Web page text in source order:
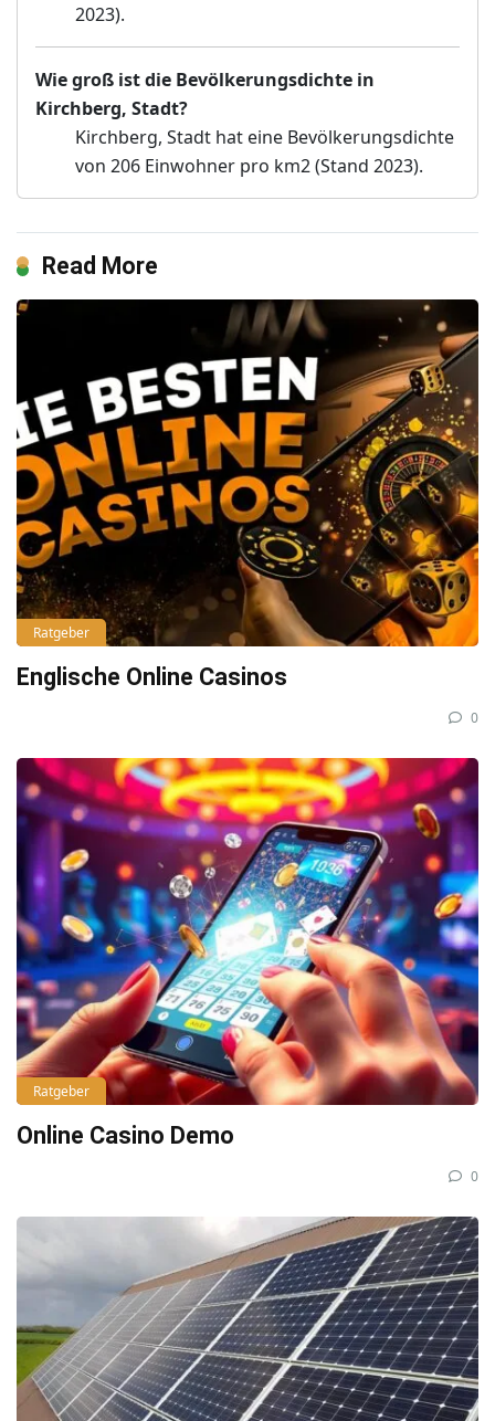
2023).
Wie groß ist die Bevölkerungsdichte in
Kirchberg, Stadt?
Kirchberg, Stadt hat eine Bevölkerungsdichte
von 206 Einwohner pro km2 (Stand 2023).
Read More
Ratgeber
Englische Online Casinos
0
Ratgeber
Online Casino Demo
0